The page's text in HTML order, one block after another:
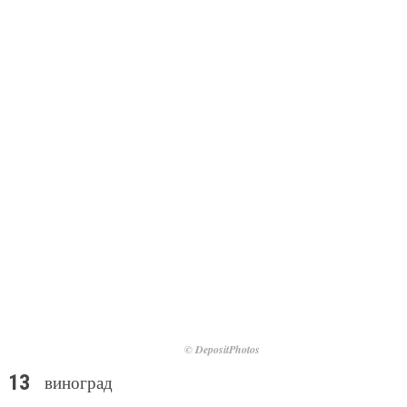
© DepositPhotos
виноград